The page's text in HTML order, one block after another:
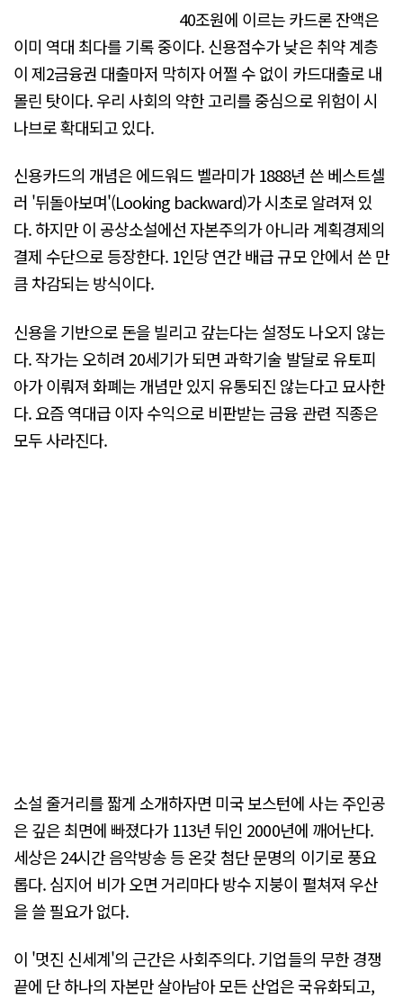
40조원에 이르는 카드론 잔액은
이미 역대 최다를 기록 중이다. 신용점수가 낮은 취약 계층
이 제2금융권 대출마저 막히자 어쩔 수 없이 카드대출로 내
몰린 탓이다. 우리 사회의 약한 고리를 중심으로 위험이 시
나브로 확대되고 있다.
신용카드의 개념은 에드워드 벨라미가 1888년 쓴 베스트셀
러 '뒤돌아보며'(Looking backward)가 시초로 알려져 있
다. 하지만 이 공상소설에선 자본주의가 아니라 계획경제의
결제 수단으로 등장한다. 1인당 연간 배급 규모 안에서 쓴 만
큼 차감되는 방식이다.
신용을 기반으로 돈을 빌리고 갚는다는 설정도 나오지 않는
다. 작가는 오히려 20세기가 되면 과학기술 발달로 유토피
아가 이뤄져 화폐는 개념만 있지 유통되진 않는다고 묘사한
다. 요즘 역대급 이자 수익으로 비판받는 금융 관련 직종은
모두 사라진다.
소설 줄거리를 짧게 소개하자면 미국 보스턴에 사는 주인공
은 깊은 최면에 빠졌다가 113년 뒤인 2000년에 깨어난다.
세상은 24시간 음악방송 등 온갖 첨단 문명의 이기로 풍요
롭다. 심지어 비가 오면 거리마다 방수 지붕이 펼쳐져 우산
을 쓸 필요가 없다.
이 '멋진 신세계'의 근간은 사회주의다. 기업들의 무한 경쟁
끝에 단 하나의 자본만 살아남아 모든 산업은 국유화되고,